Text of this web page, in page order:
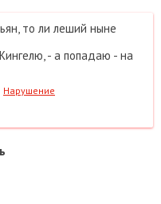
то ли леший ныне
- а попадаю - на
Нарушение